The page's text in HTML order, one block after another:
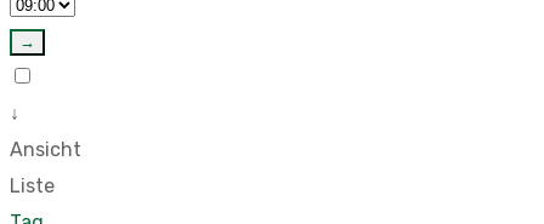
→
↓
Ansicht
Liste